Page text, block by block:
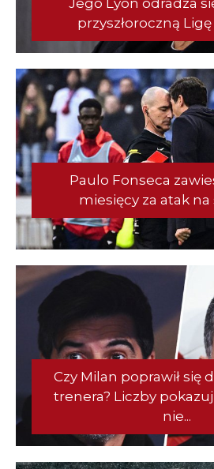
przyszłoroczną
Paulo Fonseca
miesięcy za atak
Czy Milan poprawił się
trenera? Liczby
nie...